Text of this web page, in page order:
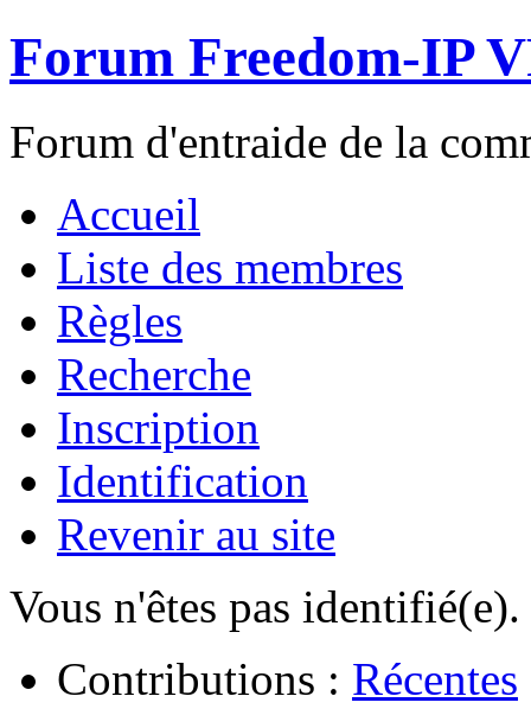
Forum Freedom-IP
Forum d'entraide de la
Accueil
Liste des membres
Règles
Recherche
Inscription
Identification
Revenir au site
Vous n'êtes pas identifié(e).
Contributions : Récentes